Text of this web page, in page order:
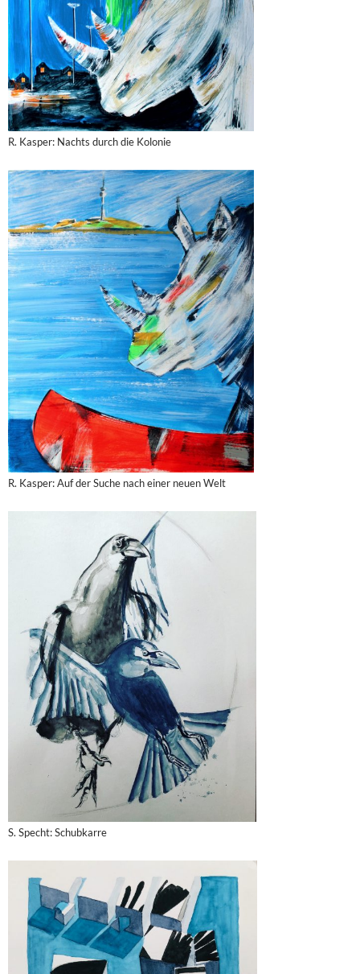
R. Kasper: Nachts durch die Kolonie
R. Kasper: Auf der Suche nach einer neuen Welt
S. Specht: Schubkarre